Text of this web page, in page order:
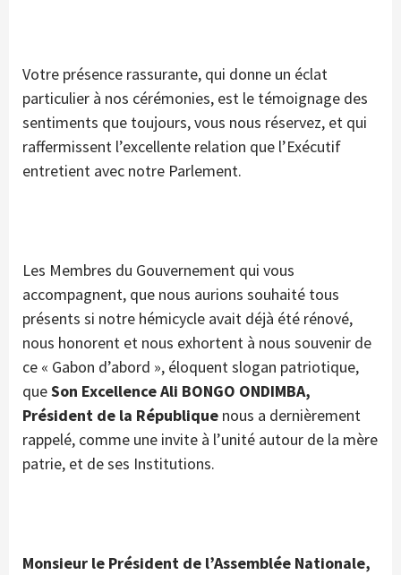
Votre présence rassurante, qui donne un éclat
particulier à nos cérémonies, est le témoignage des
sentiments que toujours, vous nous réservez, et qui
raffermissent l’excellente relation que l’Exécutif
entretient avec notre Parlement.
Les Membres du Gouvernement qui vous
accompagnent, que nous aurions souhaité tous
présents si notre hémicycle avait déjà été rénové,
nous honorent et nous exhortent à nous souvenir de
ce « Gabon d’abord », éloquent slogan patriotique,
queSon Excellence Ali BONGO ONDIMBA,
Président de la République nous a dernièrement
rappelé, comme une invite à l’unité autour de la mère
patrie, et de ses Institutions.
Monsieur le Président de l’Assemblée Nationale,